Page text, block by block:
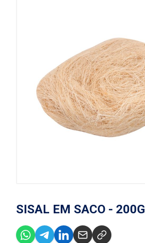
SISAL EM SACO - 200G